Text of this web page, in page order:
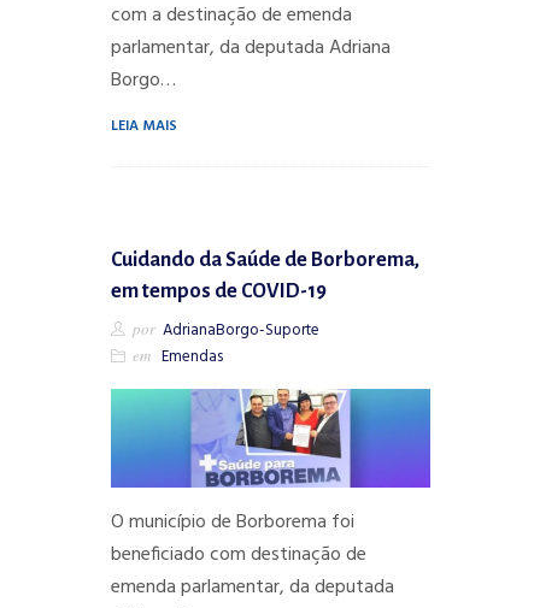
com a destinação de emenda
parlamentar, da deputada Adriana
Borgo…
LEIA MAIS
Cuidando da Saúde de Borborema,
em tempos de COVID-19
por AdrianaBorgo-Suporte
em Emendas
O município de Borborema foi
beneficiado com destinação de
emenda parlamentar, da deputada